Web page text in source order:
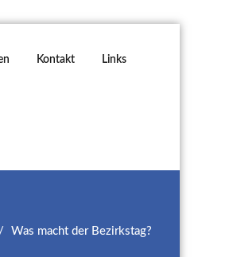
Kontakt Links
Was macht der Bezirkstag?